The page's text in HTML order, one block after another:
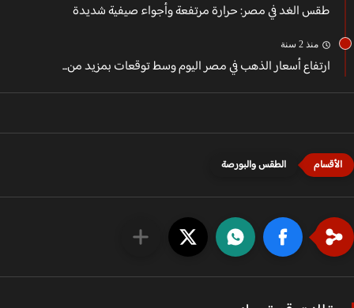
طقس الغد في مصر: حرارة مرتفعة وأجواء صيفية شديدة
منذ 2 سنة
ارتفاع أسعار الذهب في مصر اليوم وسط توقعات بمزيد من...
الطقس والبورصة